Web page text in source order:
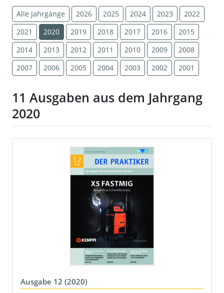
Alle Jahrgänge 2026 2025 2024 2023
2022
2021
2020 2019 2018 2017 2016
2015
2014
2013 2012 2011 2010 2009
2008
2007
2006 2005 2004 2003 2002 2001
11 Ausgaben aus dem Jahrgang
2020
Ausgabe 12 (2020)